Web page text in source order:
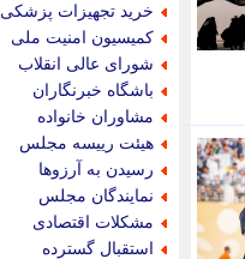
خرید تجهیزات پزشکی
کمیسیون امنیت ملی
شورای عالی انقلاب
باشگاه خبرنگاران
مشاوران خانواده
هیئت رییسه مجلس
رسیدن به آرزوها
نمایندگان مجلس
مشکلات اقتصادی
استقبال گسترده